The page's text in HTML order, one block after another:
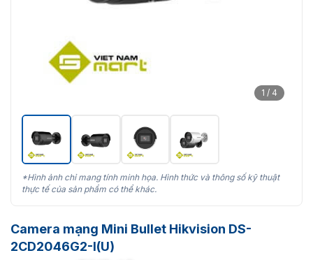
1 / 4
*Hình ảnh chỉ mang tính minh họa. Hình thức và thông số kỹ thuật
thực tế của sản phẩm có thể khác.
Camera mạng Mini Bullet Hikvision DS-
2CD2046G2-I(U)